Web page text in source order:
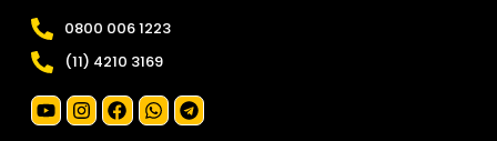
0800 006 1223
(11) 4210 3169